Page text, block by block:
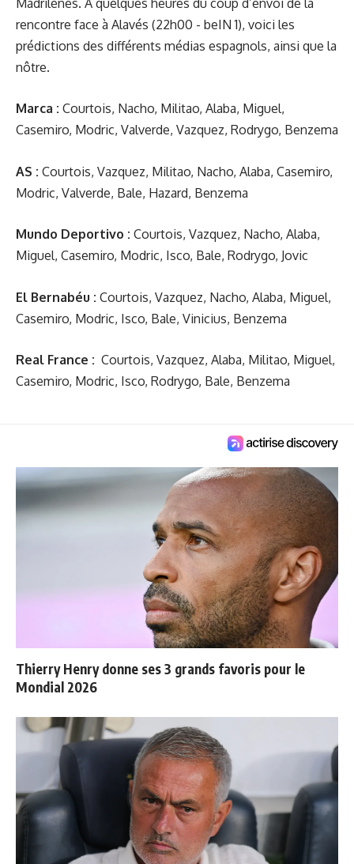
rencontre face à Alavés (22h00 - beIN 1), voici les
prédictions des différents médias espagnols, ainsi que la
nôtre.
Marca : Courtois, Nacho, Militao, Alaba, Miguel,
Casemiro, Modric, Valverde, Vazquez, Rodrygo, Benzema
AS : Courtois, Vazquez, Militao, Nacho, Alaba, Casemiro,
Modric, Valverde, Bale, Hazard, Benzema
Mundo Deportivo : Courtois, Vazquez, Nacho, Alaba,
Miguel, Casemiro, Modric, Isco, Bale, Rodrygo, Jovic
El Bernabéu : Courtois, Vazquez, Nacho, Alaba, Miguel,
Casemiro, Modric, Isco, Bale, Vinicius, Benzema
Real France : Courtois, Vazquez, Alaba, Militao, Miguel,
Casemiro, Modric, Isco, Rodrygo, Bale, Benzema
Thierry Henry donne ses 3 grands favoris pour le
Mondial 2026